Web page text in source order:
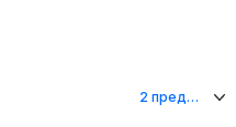
2 предложения